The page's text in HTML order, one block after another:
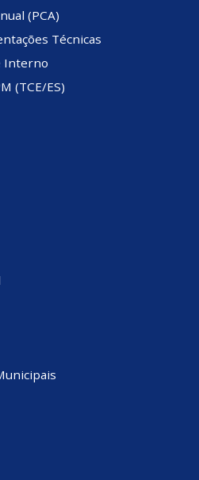
(PCA)
Técnicas
Interno
(TCE/ES)